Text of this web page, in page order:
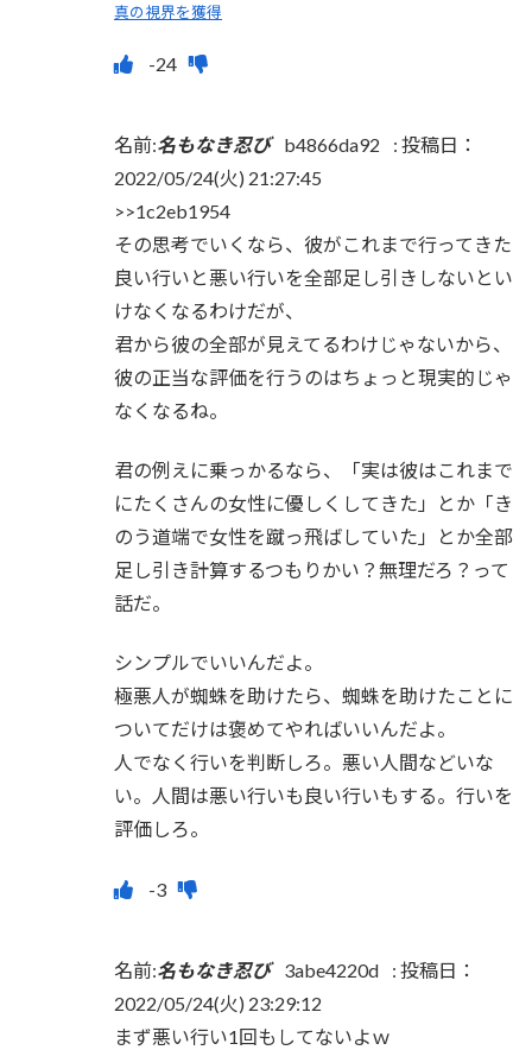
真の視界を獲得
名前:名もなき忍び b4866da92 : 投稿日：
2022/05/24(火) 21:27:45
>>1c2eb1954
その思考でいくなら、彼がこれまで行ってきた
良い行いと悪い行いを全部足し引きしないとい
けなくなるわけだが、
君から彼の全部が見えてるわけじゃないから、
彼の正当な評価を行うのはちょっと現実的じゃ
なくなるね。
君の例えに乗っかるなら、「実は彼はこれまで
にたくさんの女性に優しくしてきた」とか「き
のう道端で女性を蹴っ飛ばしていた」とか全部
足し引き計算するつもりかい？無理だろ？って
話だ。
シンプルでいいんだよ。
極悪人が蜘蛛を助けたら、蜘蛛を助けたことに
ついてだけは褒めてやればいいんだよ。
人でなく行いを判断しろ。悪い人間などいな
い。人間は悪い行いも良い行いもする。行いを
評価しろ。
名前:名もなき忍び 3abe4220d : 投稿日：
2022/05/24(火) 23:29:12
まず悪い行い1回もしてないよｗ